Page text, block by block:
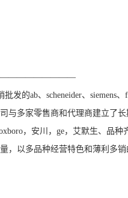
发的ab、scheneider、siemens
与多家零售商和代理商建立了
foxboro，安川，ge，艾默生、
，以多品种经营特色和薄利多